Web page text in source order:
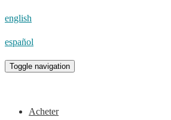
english
español
Toggle navigation
Acheter